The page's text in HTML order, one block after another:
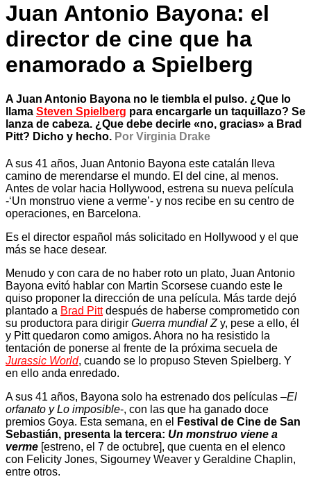
Juan Antonio Bayona: el
director de cine que ha
enamorado a Spielberg
A Juan Antonio Bayona no le tiembla el pulso. ¿Que lo
llama Steven Spielberg para encargarle un taquillazo? Se
lanza de cabeza. ¿Que debe decirle «no, gracias» a Brad
Pitt? Dicho y hecho. Por Virginia Drake
A sus 41 años, Juan Antonio Bayona este catalán lleva
camino de merendarse el mundo. El del cine, al menos.
Antes de volar hacia Hollywood, estrena su nueva película
-‘Un monstruo viene a verme’- y nos recibe en su centro de
operaciones, en Barcelona.
Es el director español más solicitado en Hollywood y el que
más se hace desear.
Menudo y con cara de no haber roto un plato, Juan Antonio
Bayona evitó hablar con Martin Scorsese cuando este le
quiso proponer la dirección de una película. Más tarde dejó
plantado a Brad Pittdespués de haberse comprometido con
su productora para dirigir Guerra mundial Zy, pese a ello, él
y Pitt quedaron como amigos. Ahora no ha resistido la
tentación de ponerse al frente de la próxima secuela de
Jurassic World, cuando se lo propuso Steven Spielberg. Y
en ello anda enredado.
A sus 41 años, Bayona solo ha estrenado dos películas –El
orfanato y Lo imposible-, con las que ha ganado doce
premios Goya. Esta semana, en el
Festival de Cine de San
Sebastián, presenta la tercera: Un monstruo viene a
verme [estreno, el 7 de octubre], que cuenta en el elenco
con Felicity Jones, Sigourney Weaver y Geraldine Chaplin,
entre otros.